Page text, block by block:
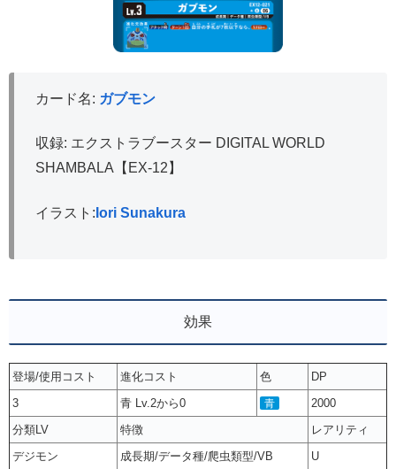
カード名: ガブモン
収録: エクストラブースター DIGITAL WORLD
SHAMBALA【EX-12】
イラスト: Iori Sunakura
効果
登場/使用コスト 進化コスト 色
DP
3
青 Lv.2から0 青
2000
分類LV
特徴
レアリティ
デジモン
成長期/データ種/爬虫類型/VB U